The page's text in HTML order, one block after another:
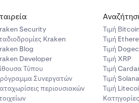
Security
Kraken
Blog
Developer
Τύπου
Συνεργατών
περιουσιακών
Τιμή Βitcoin
Τιμή
Τιμή
Τιμή XRP
Τιμή
Τιμή Solana
Τιμή
Κατηγορίες